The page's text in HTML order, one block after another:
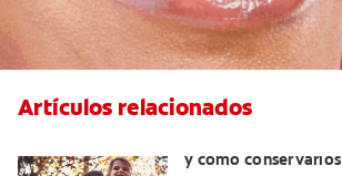
Artículos relacionados
y cómo conservarlos